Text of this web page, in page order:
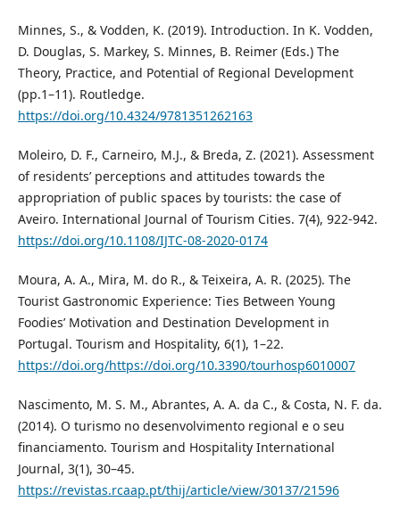
Minnes, S., & Vodden, K. (2019). Introduction. In K. Vodden,
D. Douglas, S. Markey, S. Minnes, B. Reimer (Eds.) The
Theory, Practice, and Potential of Regional Development
(pp.1–11). Routledge.
https://doi.org/10.4324/9781351262163
Moleiro, D. F., Carneiro, M.J., & Breda, Z. (2021). Assessment
of residents’ perceptions and attitudes towards the
appropriation of public spaces by tourists: the case of
Aveiro. International Journal of Tourism Cities. 7(4), 922-942.
https://doi.org/10.1108/IJTC-08-2020-0174
Moura, A. A., Mira, M. do R., & Teixeira, A. R. (2025). The
Tourist Gastronomic Experience: Ties Between Young
Foodies’ Motivation and Destination Development in
Portugal. Tourism and Hospitality, 6(1), 1–22.
https://doi.org/https://doi.org/10.3390/tourhosp6010007
Nascimento, M. S. M., Abrantes, A. A. da C., & Costa, N. F. da.
(2014). O turismo no desenvolvimento regional e o seu
financiamento. Tourism and Hospitality International
Journal, 3(1), 30–45.
https://revistas.rcaap.pt/thij/article/view/30137/21596